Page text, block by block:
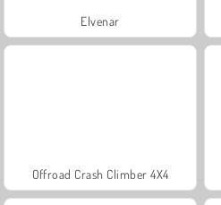
Elvenar
Offroad Crash Climber 4X4